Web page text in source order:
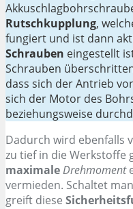
Rutschkupplung,
fungiert und ist dann
Schrauben eingestellt
Schrauben
dass sich der Antrieb
sich der Motor des
beziehungsweise
Dadurch wird ebenfalls
zu tief in die Werkstoffe
maximaleDrehmoment
vermieden. Schaltet
greift diese